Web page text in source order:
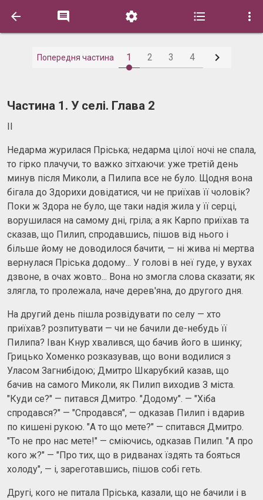
    
Попередня частина 1 2 3 4 
Частина 1. У селі. Глава 2
II
Недарма журилася Пріська; недарма цілої ночі не спала,
то гірко плачучи, то важко зітхаючи: уже третій день
минув після Миколи, а Пилипа все не було. Щодня вона
бігала до Здорихи довідатися, чи не приїхав її чоловік?
Поки ж Здора не було, ще таки надія жила у її серці,
ворушилася на самому дні, гріла; а як Карпо приїхав та
сказав, що Пилип, спродавшись, пішов від нього і
більше йому не доводилося бачити, — ні жива ні мертва
вернулася Пріська додому... У голові в неї гуде, у вухах
дзвоне, в очах жовто... Вона но змогла слова сказати; як
злягла, то пролежала, наче дерев'яна, до другого дня.
На другий день пішла розвідувати по селу — хто
приїхав? розпитувати — чи не бачили де-небудь її
Пилипа? Іван Кнур хвалився, що бачив його в шинку;
Грицько Хоменко розказував, що вони водилися з
Уласом Загнибідою; Дмитро Шкарубкий казав, що
бачив на самого Миколи, як Пилип виходив З міста.
"Куди се?" — питався Дмитро. "Додому". — "Хіба
спродався?" — "Спродався", — одказав Пилип і вдарив
по кишені рукою. "А то що мете?" — спитався Дмитро.
"То не про нас мете!" — сміючись, одказав Пилип. "А про
кого ж?" — "Про тих, що в ридванах їздять та бояться
холоду", — і, зареготавшись, пішов собі геть.
Другі, кого не питала Пріська, казали, що не бачили і в